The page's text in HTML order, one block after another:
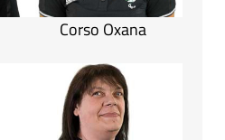
Corso Oxana